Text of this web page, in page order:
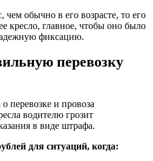
обычно в его возрасте, то его
кресло, главное, чтобы оно было
фиксацию.
перевозку
перевозке и провоза
водителю грозит
в виде штрафа.
для ситуаций, когда: